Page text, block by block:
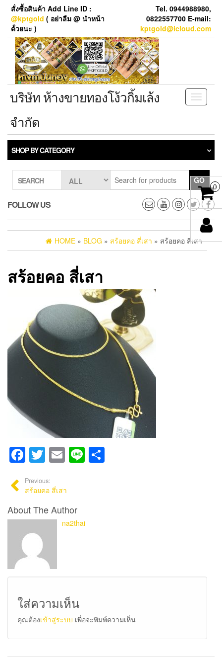
Skip
content
สั่งซื้อสินค้า Add Line ID :
@kptgold ( อย่าลืม @ นำหน้า
ด้่วยนะ )
Tel. 0944988980,
0822557700 E-mail:
kptgold@icloud.com
Toggle
บริษัท ห้างขายทองโง้วกิ้มเล้ง
จำกัด
SHOP BY CATEGORY
SEARCH GO
FOLLOW US
HOME » BLOG » สร้อยคอ สี่เสา » สร้อยคอ สี่เสา
สร้อยคอ สี่เสา
Facebook
Twitter
Email
Line
Previous:
สร้อยคอ สี่เสา
About The Author
na2thai
ใส่ความเห็น
คุณต้องเข้าสู่ระบบ เพื่อจะพิมพ์ความเห็น
0